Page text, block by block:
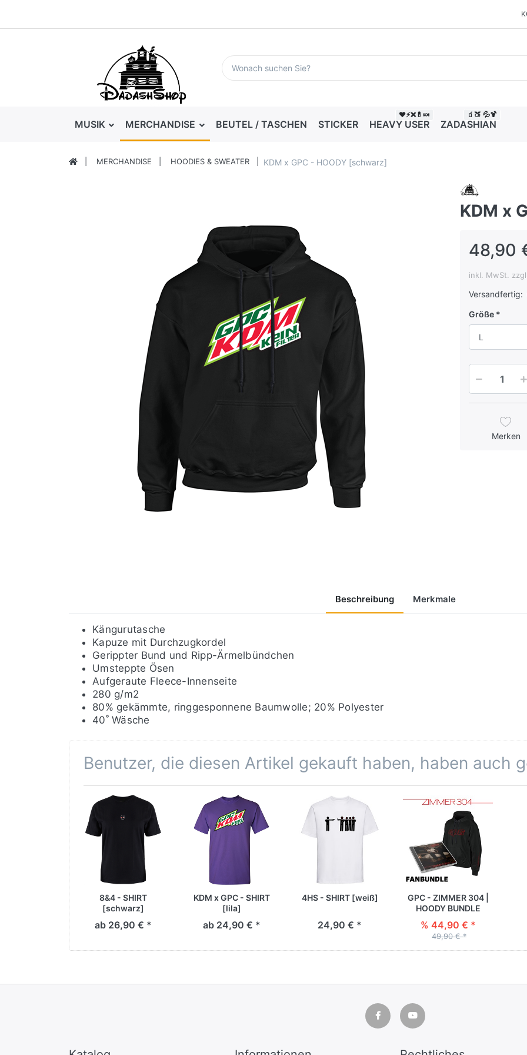
MUSIK MERCHANDISE BEUTEL / TASCHEN STICKER HEAVY USER
❤️⚡❌💊🍬
ZADASHIAN
🧃🍑 💦🍹
MERCHANDISE HOODIES & SWEATER KDM x GPC - HOODY [schwarz]
KDM x
48,90
inkl. MwSt. zzgl.
Versandfertig:
Größe
L
Merken
Beschreibung Merkmale
Kängurutasche
Kapuze mit Durchzugkordel
Gerippter Bund und Ripp-Ärmelbündchen
Umsteppte Ösen
Aufgeraute Fleece-Innenseite
280 g/m2
80% gekämmte, ringgesponnene Baumwolle; 20% Polyester
40˚ Wäsche
Benutzer, die diesen Artikel gekauft haben, haben auch
8&4 - SHIRT
[schwarz]
ab 26,90 € *
KDM x GPC - SHIRT
[lila]
ab 24,90 € *
4HS - SHIRT [weiß]
24,90 € *
GPC - ZIMMER 304 |
HOODY BUNDLE
% 44,90 € *
49,90 € *